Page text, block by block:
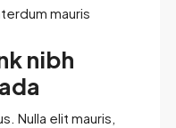
mauris
nibh
Nulla elit mauris,